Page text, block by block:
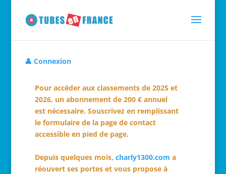
👤 Connexion
Pour accéder aux classements de 2025 et
2026, un abonnement de 200 € annuel
est nécessaire. Souscrivez en remplissant
le formulaire de la page de contact
accessible en pied de page.
Depuis quelques mois, charly1300.com a
réouvert ses portes et vous propose à